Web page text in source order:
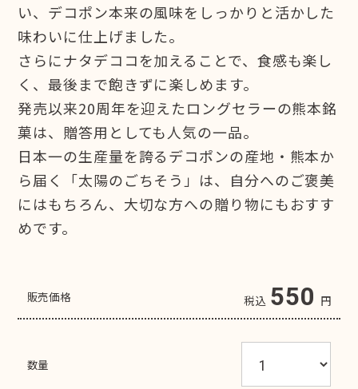
い、デコポン本来の風味をしっかりと活かした
味わいに仕上げました。
さらにナタデココを加えることで、食感も楽し
く、最後まで飽きずに楽しめます。
発売以来20周年を迎えたロングセラーの熊本銘
菓は、贈答用としても人気の一品。
日本一の生産量を誇るデコポンの産地・熊本か
ら届く「太陽のごちそう」は、自分へのご褒美
にはもちろん、大切な方への贈り物にもおすす
めです。
販売価格 税込 550 円
数量